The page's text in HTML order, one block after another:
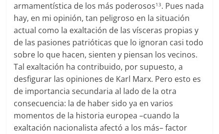
armamentística de los más poderosos13. Pues nada
hay, en mi opinión, tan peligroso en la situación
actual como la exaltación de las vísceras propias y
de las pasiones patrióticas que lo ignoran casi todo
sobre lo que hacen, sienten y piensan los vecinos.
Tal exaltación ha contribuido, por supuesto, a
desfigurar las opiniones de Karl Marx. Pero esto es
de importancia secundaria al lado de la otra
consecuencia: la de haber sido ya en varios
momentos de la historia europea –cuando la
exaltación nacionalista afectó a los más– factor